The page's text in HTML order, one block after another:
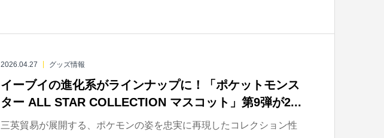
2026.04.27 グッズ情報
イーブイの進化系がラインナップに！「ポケットモンス
ター ALL STAR COLLECTION マスコット」第9弾が2...
三英貿易が展開する、ポケモンの姿を忠実に再現したコレクション性